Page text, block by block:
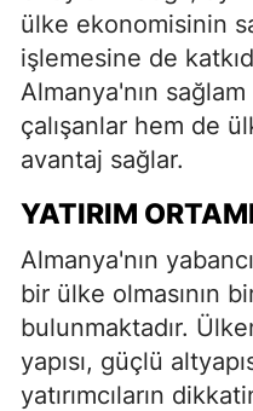
ülke ekonomisinin
işlemesine de
Almanya'nın
çalışanlar hem de
avantaj sağlar.
YATIRIM
Almanya'nın
bir ülke olmasının
bulunmaktadır.
yapısı, güçlü
yatırımcıların